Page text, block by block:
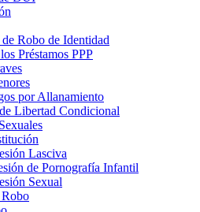
Robo de Identidad
Préstamos PPP
por Allanamiento
Libertad Condicional
Lasciva
de Pornografía Infantil
Sexual